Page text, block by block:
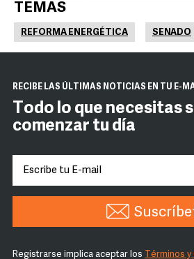
TEMAS
REFORMA ENERGÉTICA SENADO
RECIBE LAS ÚLTIMAS NOTICIAS EN TU E-
Todo lo que necesitas
comenzar tu día
Registrarse implica aceptar los Términos